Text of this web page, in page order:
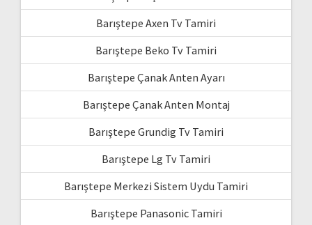
Barıştepe Axen Tv Tamiri
Barıştepe Beko Tv Tamiri
Barıştepe Çanak Anten Ayarı
Barıştepe Çanak Anten Montaj
Barıştepe Grundig Tv Tamiri
Barıştepe Lg Tv Tamiri
Barıştepe Merkezi Sistem Uydu Tamiri
Barıştepe Panasonic Tamiri